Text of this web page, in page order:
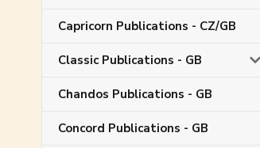
Capricorn Publications - CZ/GB
Classic Publications - GB
Chandos Publications - GB
Concord Publications - GB